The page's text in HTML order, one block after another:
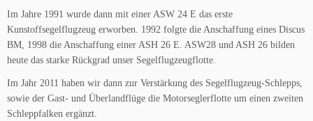
Im Jahre 1991 wurde dann mit einer ASW 24 E das erste
Kunstoffsegelflugzeug erworben. 1992 folgte die Anschaffung eines Discus
BM, 1998 die Anschaffung einer ASH 26 E. ASW28 und ASH 26 bilden
heute das starke Rückgrad unser Segelflugzeugflotte.
Im Jahr 2011 haben wir dann zur Verstärkung des Segelflugzeug-Schlepps,
sowie der Gast- und Überlandflüge die Motorseglerflotte um einen zweiten
Schleppfalken ergänzt.